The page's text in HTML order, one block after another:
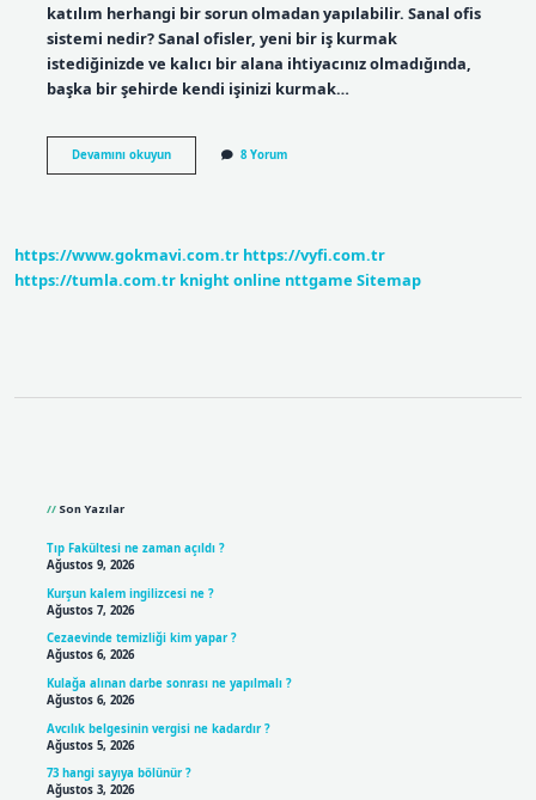
katılım herhangi bir sorun olmadan yapılabilir. Sanal ofis
sistemi nedir? Sanal ofisler, yeni bir iş kurmak
istediğinizde ve kalıcı bir alana ihtiyacınız olmadığında,
başka bir şehirde kendi işinizi kurmak…
Devamını okuyunMükellef
Sanal
8 Yorum
https://www.gokmavi.com.tr https://vyfi.com.tr
https://tumla.com.tr knight online nttgame Sitemap
Son Yazılar
Tıp Fakültesi ne zaman açıldı ?
Ağustos 9, 2026
Kurşun kalem ingilizcesi ne ?
Ağustos 7, 2026
Cezaevinde temizliği kim yapar ?
Ağustos 6, 2026
Kulağa alınan darbe sonrası ne yapılmalı ?
Ağustos 6, 2026
Avcılık belgesinin vergisi ne kadardır ?
Ağustos 5, 2026
73 hangi sayıya bölünür ?
Ağustos 3, 2026